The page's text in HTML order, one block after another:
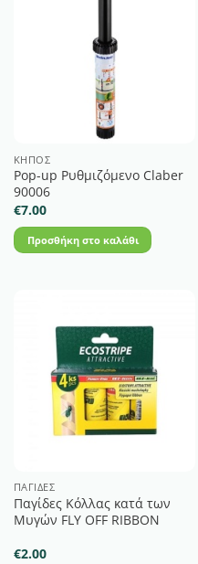
ΚΉΠΟΣ
Pop-up Ρυθμιζόμενο Claber
90006
€7.00
Προσθήκη στο καλάθι
ΠΑΓΊΔΕΣ
Παγίδες Κόλλας κατά των
Μυγών FLY OFF RIBBON
€2.00